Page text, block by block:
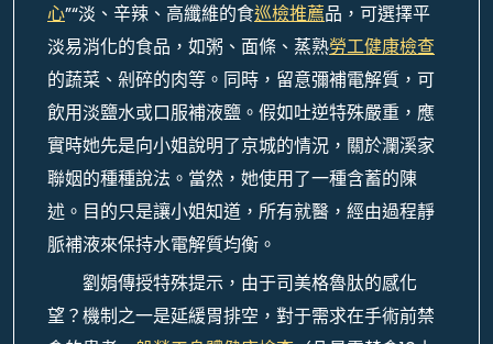
心”“淡、辛辣、高纖維的食巡檢推薦品，可選擇平
淡易消化的食品，如粥、面條、蒸熟勞工健康檢查
的蔬菜、剁碎的肉等。同時，留意彌補電解質，可
飲用淡鹽水或口服補液鹽。假如吐逆特殊嚴重，應
實時她先是向小姐說明了京城的情況，關於瀾溪家
聯姻的種種說法。當然，她使用了一種含蓄的陳
述。目的只是讓小姐知道，所有就醫，經由過程靜
脈補液來保持水電解質均衡。
劉娟傳授特殊提示，由于司美格魯肽的感化
望？機制之一是延緩胃排空，對于需求在手術前禁